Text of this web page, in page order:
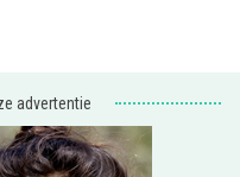
advertentie